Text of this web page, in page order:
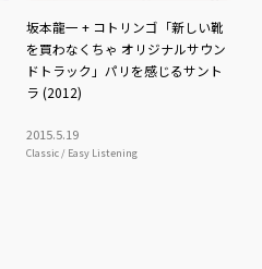
坂本龍一 + コトリンゴ「新しい靴
を買わなくちゃ オリジナルサウン
ドトラック」パリを感じるサント
ラ (2012)
2015.5.19
Classic / Easy Listening